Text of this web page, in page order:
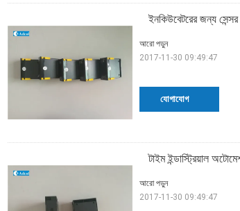
ইনকিউবেটরের জন্য সেন্সর
যোগাযোগ
আরো পড়ুন
2017-11-30 09:49:47
টাইম ইন্ডাস্ট্রিয়াল
আরো পড়ুন
2017-11-30 09:49:47